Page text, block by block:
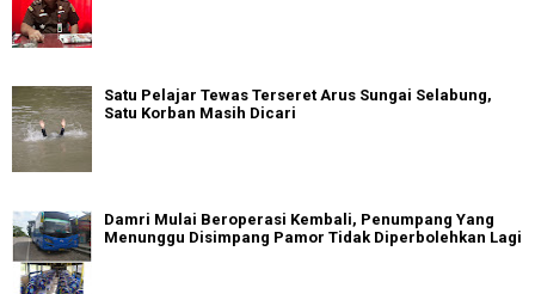
Satu Pelajar Tewas Terseret Arus Sungai Selabung,
Satu Korban Masih Dicari
Damri Mulai Beroperasi Kembali, Penumpang Yang
Menunggu Disimpang Pamor Tidak Diperbolehkan Lagi